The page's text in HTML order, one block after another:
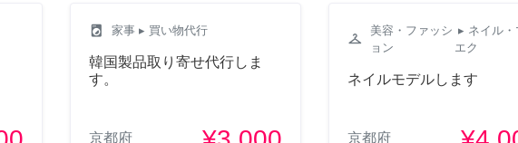
local_laundry_service 家事 ▸ 買い物代行
韓国製品取り寄せ代行しま
す。
京都府
checkroom
美容・ファッシ
ョン
▸ ネイル・
エク
ネイルモデルします
京都府